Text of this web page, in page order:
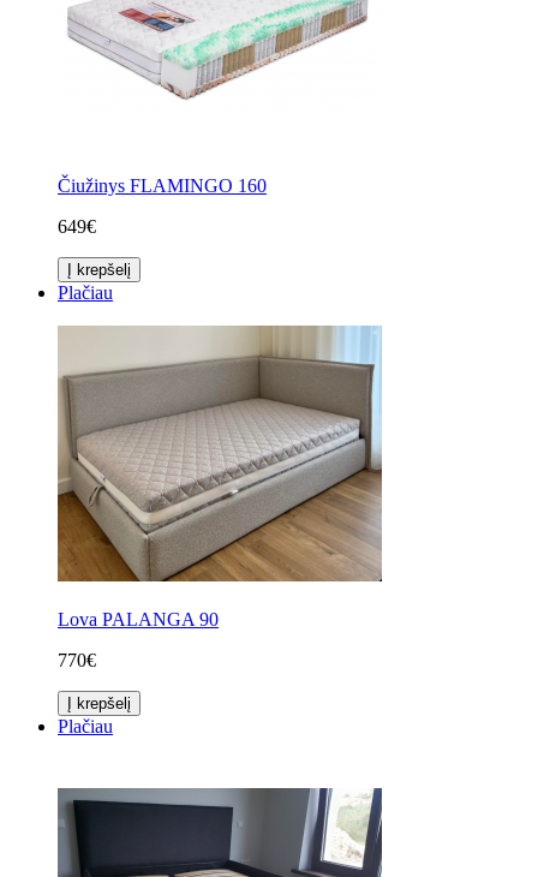
Čiužinys FLAMINGO 160
649€
Į krepšelį
Plačiau
Lova PALANGA 90
770€
Į krepšelį
Plačiau